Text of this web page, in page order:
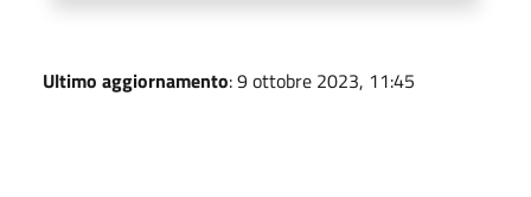
Ultimo aggiornamento: 9 ottobre 2023, 11:45